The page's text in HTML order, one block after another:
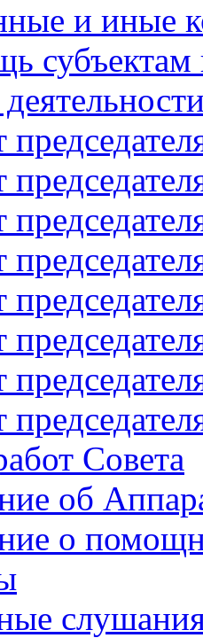
и иные
субъектам
Совета
об
о